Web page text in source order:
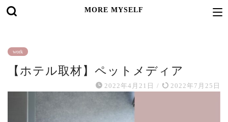
MORE MYSELF
work
【ホテル取材】ペットメディア
2022年4月21日 / 2022年7月25日